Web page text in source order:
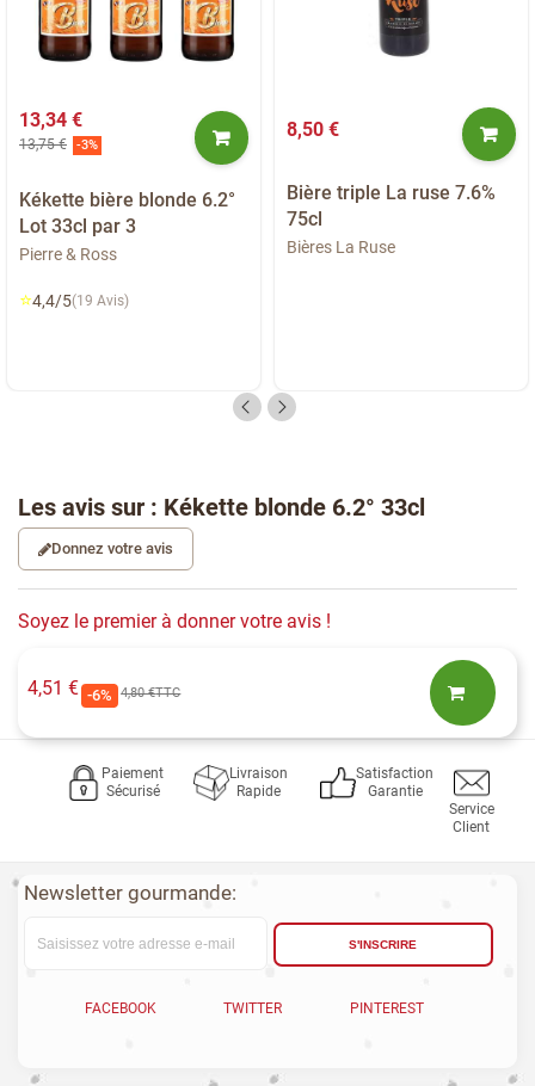
13,34 €
13,75 € -3%
Kékette bière blonde 6.2°
Lot 33cl par 3
Pierre & Ross
⭐4,4/5(19 Avis)
8,50 €
Bière triple La ruse 7.6%
75cl
Bières La Ruse
Les avis sur : Kékette blonde 6.2° 33cl
Donnez votre avis
Soyez le premier à donner votre avis !
4,51 € -6% 4,80 €TTC
Paiement
Sécurisé
Livraison
Rapide
Satisfaction
Garantie
Service
Client
Newsletter gourmande:
S'INSCRIRE
FACEBOOK TWITTER PINTEREST